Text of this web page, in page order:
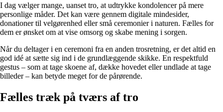
I dag vælger mange, uanset tro, at udtrykke kondolencer på mere
personlige måder. Det kan være gennem digitale mindesider,
donationer til velgørenhed eller små ceremonier i naturen. Fælles for
dem er ønsket om at vise omsorg og skabe mening i sorgen.
Når du deltager i en ceremoni fra en anden trosretning, er det altid en
god idé at sætte sig ind i de grundlæggende skikke. En respektfuld
gestus – som at tage skoene af, dække hovedet eller undlade at tage
billeder – kan betyde meget for de pårørende.
Fælles træk på tværs af tro